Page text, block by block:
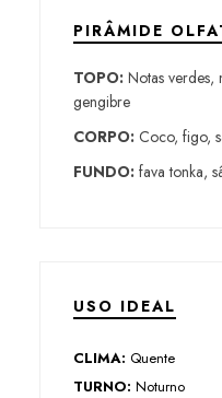
PIRÂMIDE
TOPO:Notas verdes,
gengibre
CORPO:Coco, figo,
FUNDO:fava tonka,
USO IDEAL
CLIMA: Quente
TURNO: Noturno